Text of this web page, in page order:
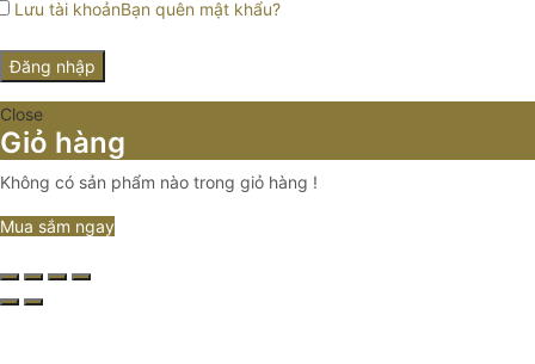
Lưu tài khoảnBạn quên mật khẩu?
Đăng nhập
Close
Giỏ hàng
Không có sản phẩm nào trong giỏ hàng !
Mua sắm ngay